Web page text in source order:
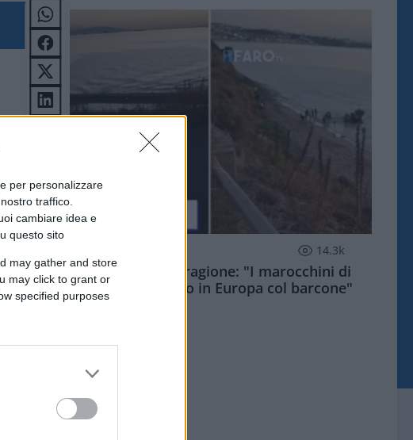
per personalizzare
traffico.
cambiare idea e
questo sito
may gather and store
may click to grant or
specified purposes
14.3k
Meloni aveva ragione: "I marocchini di
Ceuta sbarcano in Europa col barcone"